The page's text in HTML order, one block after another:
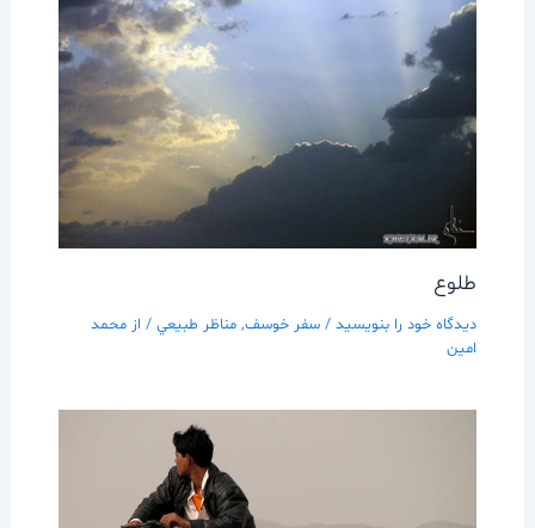
طلوع
دیدگاه‌ خود را بنویسید / سفر خوسف, مناظر طبيعي/ از محمد
امین